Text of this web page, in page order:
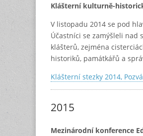
Klášterní kulturně-
V listopadu 2014 se pod
Účastníci se zamýšleli
klášterů, zejména
historiků, památkářů a
Klášterní stezky 2014,
2015
Mezinárodní konference